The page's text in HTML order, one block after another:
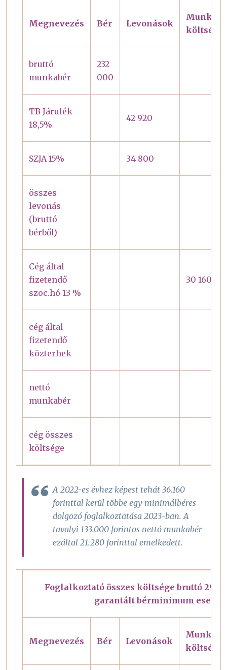
Megnevezés Bér Levonások
költségei
bruttó
munkabér
232
000
TB Járulék
18,5%
42 920
SZJA 15% 34 800
összes
levonás
(bruttó
bérből)
Cég által
fizetendő
szoc.hó 13 %
30 160
cég által
fizetendő
közterhek
nettó
munkabér
cég összes
költsége
A 2022-es évhez képest tehát 36.160
forinttal kerül többe egy minimálbéres
dolgozó foglalkoztatása 2023-ban. A
tavalyi 133.000 forintos nettó munkabér
ezáltal 21.280 forinttal emelkedett.
Foglalkoztató összes költsége bruttó 296
garantált bérminimum esetén
Megnevezés Bér Levonások
költségei